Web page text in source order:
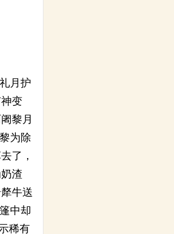
月护
变
黎月
为除
了，
奶渣
牛送
中却
稀有